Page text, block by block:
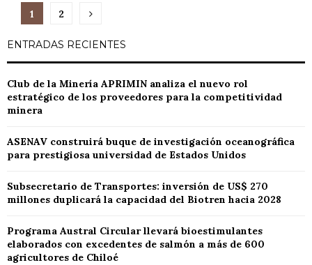
Paginación
de
entradas
1 2
ENTRADAS RECIENTES
Club de la Minería APRIMIN analiza el nuevo rol
estratégico de los proveedores para la competitividad
minera
ASENAV construirá buque de investigación oceanográfica
para prestigiosa universidad de Estados Unidos
Subsecretario de Transportes: inversión de US$ 270
millones duplicará la capacidad del Biotren hacia 2028
Programa Austral Circular llevará bioestimulantes
elaborados con excedentes de salmón a más de 600
agricultores de Chiloé